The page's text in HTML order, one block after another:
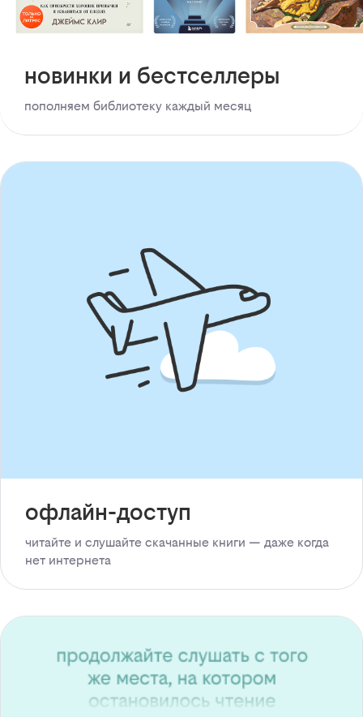
новинки и бестселлеры
пополняем библиотеку каждый месяц
офлайн-доступ
читайте и слушайте скачанные книги — даже когда
нет интернета